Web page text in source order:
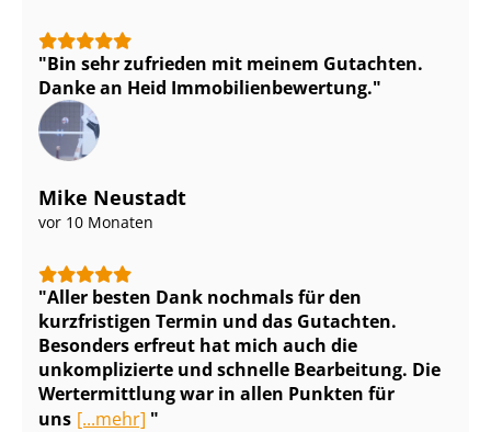
Bin sehr zufrieden mit meinem Gutachten.
Danke an Heid Im­mo­bi­li­en­be­wer­tung.
Mike Neustadt
vor 10 Monaten
Aller besten Dank nochmals für den
kurzfristigen Termin und das Gutachten.
Besonders erfreut hat mich auch die
unkomplizierte und schnelle Bearbeitung. Die
Wertermittlung war in allen Punkten für
uns [...mehr]